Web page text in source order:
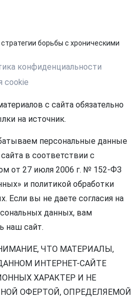
борьбы с хроническими
конфиденциальности
cookie
с сайта обязательно
на источник.
персональные данные
в соответствии с
от 27 июля 2006 г. № 152-ФЗ
и политикой обработки
Если вы не даете согласия на
данных, вам
наш сайт.
ЧТО МАТЕРИАЛЫ,
ИНТЕРНЕТ-САЙТЕ
ХАРАКТЕР И НЕ
ОФЕРТОЙ, ОПРЕДЕЛЯЕМОЙ